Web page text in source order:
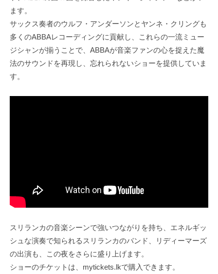
ます。
サックス奏者のウルフ・アンダーソンとヤンネ・クリングも
多くのABBAレコーディングに貢献し、これらの一流ミュー
ジシャンが揃うことで、ABBAが音楽ファンの心を捉えた魔
法のサウンドを再現し、忘れられないショーを提供していま
す。
スリランカの音楽シーンで強いつながりを持ち、エネルギッ
シュな演奏で知られるスリランカのバンド、リディーマーズ
の出演も、この夜をさらに盛り上げます。
ショーのチケットは、mytickets.lkで購入できます。